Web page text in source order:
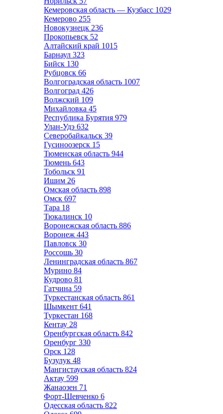
Кемеровская область — Кузбасс 1029
Кемерово 255
Новокузнецк 236
Прокопьевск 52
Алтайский край 1015
Барнаул 323
Бийск 130
Рубцовск 66
Волгоградская область 1007
Волгоград 426
Волжский 109
Михайловка 45
Республика Бурятия 979
Улан-Удэ 632
Северобайкальск 39
Гусиноозерск 15
Тюменская область 944
Тюмень 643
Тобольск 91
Ишим 26
Омская область 898
Омск 697
Тара 18
Тюкалинск 10
Воронежская область 886
Воронеж 443
Павловск 30
Россошь 30
Ленинградская область 867
Мурино 84
Кудрово 81
Гатчина 59
Туркестанская область 861
Шымкент 641
Туркестан 168
Кентау 28
Оренбургская область 842
Оренбург 330
Орск 128
Бузулук 48
Мангистауская область 824
Актау 599
Жанаозен 71
Форт-Шевченко 6
Одесская область 822